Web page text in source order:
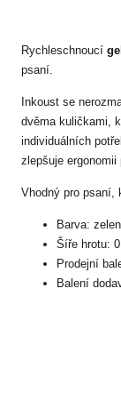
Rychleschnoucí
psaní.
Inkoust se
dvěma kuličkami,
individuálních
zlepšuje ergonomii
Vhodný pro psaní,
Barva:
Šíře hrotu:
Prodejní
Balení